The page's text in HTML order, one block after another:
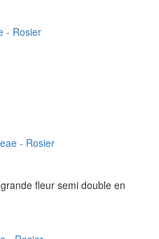
- Rosier
fleur semi double en